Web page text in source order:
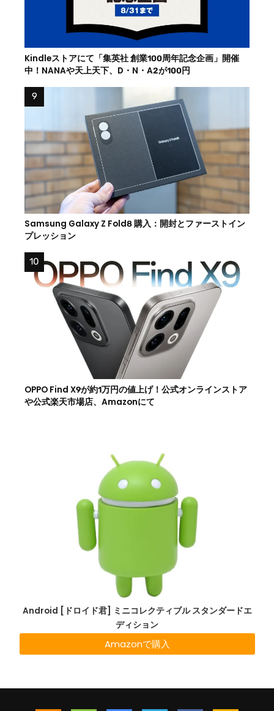
Kindleストアにて「集英社 創業100周年記念企画」開催
中！NANAや天上天下、D・N・A2が100円
Samsung Galaxy Z Fold8 購入：開封とファーストイン
プレッション
OPPO Find X9が約1万円の値上げ！公式オンラインストア
や公式楽天市場店、Amazonにて
Android [ドロイド君] ミニコレクティブル スタンダードエ
ディション
Amazonで購入